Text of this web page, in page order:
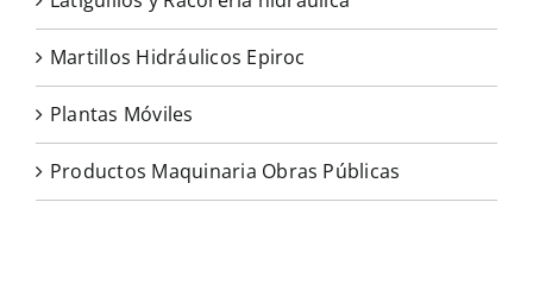
Martillos Hidráulicos Epiroc
Plantas Móviles
Productos Maquinaria Obras Públicas